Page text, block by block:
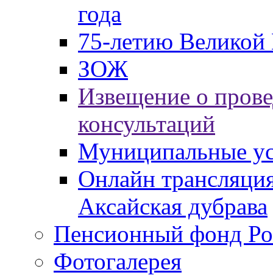
года
75-летию
ЗОЖ
Извещение о
консультаций
Муниципальные
Онлайн
Аксайская дубрава
Пенсионный фонд
Фотогалерея